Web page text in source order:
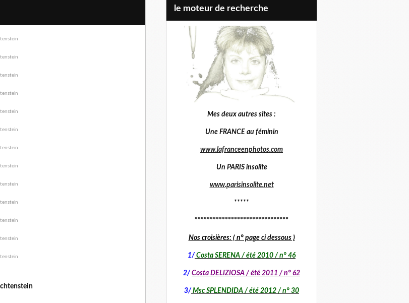
le moteur de recherche
Mes deux autres sites :
Une FRANCE au féminin
www.lafranceenphotos.com
Un PARIS insolite
www.parisinsolite.net
*****
*******************************
Nos croisières: ( n° page ci dessous )
1/ Costa SERENA / été 2010 / n° 46
2/ Costa DELIZIOSA / été 2011 / n° 62
3/ Msc SPLENDIDA / été 2012 / n° 30